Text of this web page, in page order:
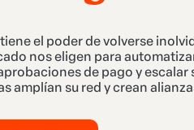
el poder de volverse
nos eligen para
de pago y escalar
amplían su red y crean